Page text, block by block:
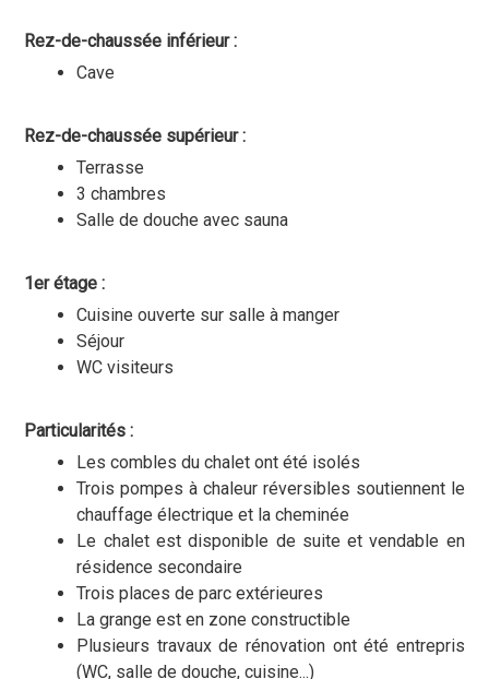
Rez-de-chaussée inférieur :
Cave
Rez-de-chaussée supérieur :
Terrasse
3 chambres
Salle de douche avec sauna
1er étage :
Cuisine ouverte sur salle à manger
Séjour
WC visiteurs
Particularités :
Les combles du chalet ont été isolés
Trois pompes à chaleur réversibles soutiennent le
chauffage électrique et la cheminée
Le chalet est disponible de suite et vendable en
résidence secondaire
Trois places de parc extérieures
La grange est en zone constructible
Plusieurs travaux de rénovation ont été entrepris
(WC, salle de douche, cuisine...)